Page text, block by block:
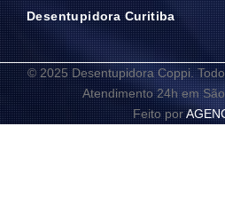
Desentupidora Curitiba
© 2025 Desentupidora Coppi.
Atendimento 24h em
Feito por